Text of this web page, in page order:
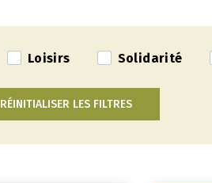
Loisirs Solidarité
RÉINITIALISER LES FILTRES